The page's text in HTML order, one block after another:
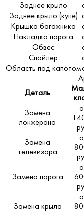
Заднее крыло
Заднее крыло (купе)
Крышка багажника
Накладка порога
Обвес
Спойлер
Область под капотом
Деталь
Замена
лонжерона
Замена
телевизора
Замена порога
Замена крыла